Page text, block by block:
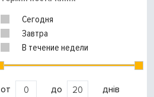
Сегодня
Завтра
В течение недели
от до днів